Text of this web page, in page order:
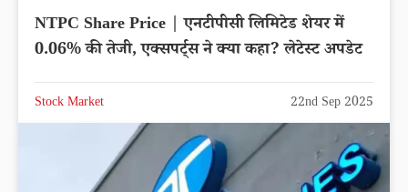
NTPC Share Price | एनटीपीसी लिमिटेड शेयर में
0.06% की तेजी, एक्सपर्ट्स ने क्या कहा? लेटेस्ट अपडेट
Stock Market 22nd Sep 2025